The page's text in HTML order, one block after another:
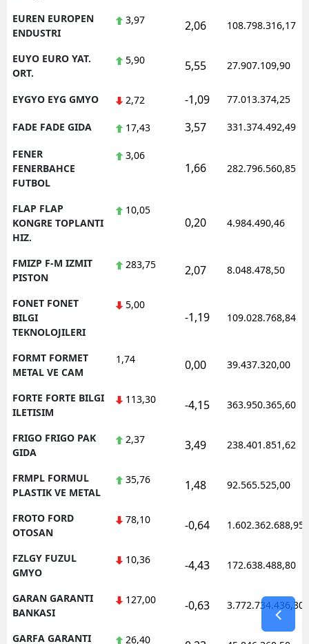
EUREN EUROPEN
ENDUSTRI
3,97 2,06 108.798.316,17
EUYO EURO YAT.
ORT.
5,90 5,55 27.907.109,90
EYGYO EYG GMYO 2,72 -1,09 77.013.374,25
FADE FADE GIDA 17,43 3,57 331.374.492,49
FENER
FENERBAHCE
FUTBOL
3,06
1,66 282.796.560,85
FLAP FLAP
KONGRE TOPLANTI
HIZ.
10,05
0,20 4.984.490,46
FMIZP F-M IZMIT
PISTON
283,75 2,07 8.048.478,50
FONET FONET
BILGI
TEKNOLOJILERI
5,00
-1,19 109.028.768,84
FORMT FORMET
METAL VE CAM
1,74 0,00 39.437.320,00
FORTE FORTE BILGI
ILETISIM
113,30 -4,15 363.950.365,60
FRIGO FRIGO PAK
GIDA
2,37 3,49 238.401.851,62
FRMPL FORMUL
PLASTIK VE METAL
35,76 1,48 92.565.525,00
FROTO FORD
OTOSAN
78,10 -0,64 1.602.362.688,95
FZLGY FUZUL
GMYO
10,36 -4,43 172.638.488,80
GARAN GARANTI
BANKASI
127,00 -0,63 3.772.734.436,30
GARFA GARANTI 26,40